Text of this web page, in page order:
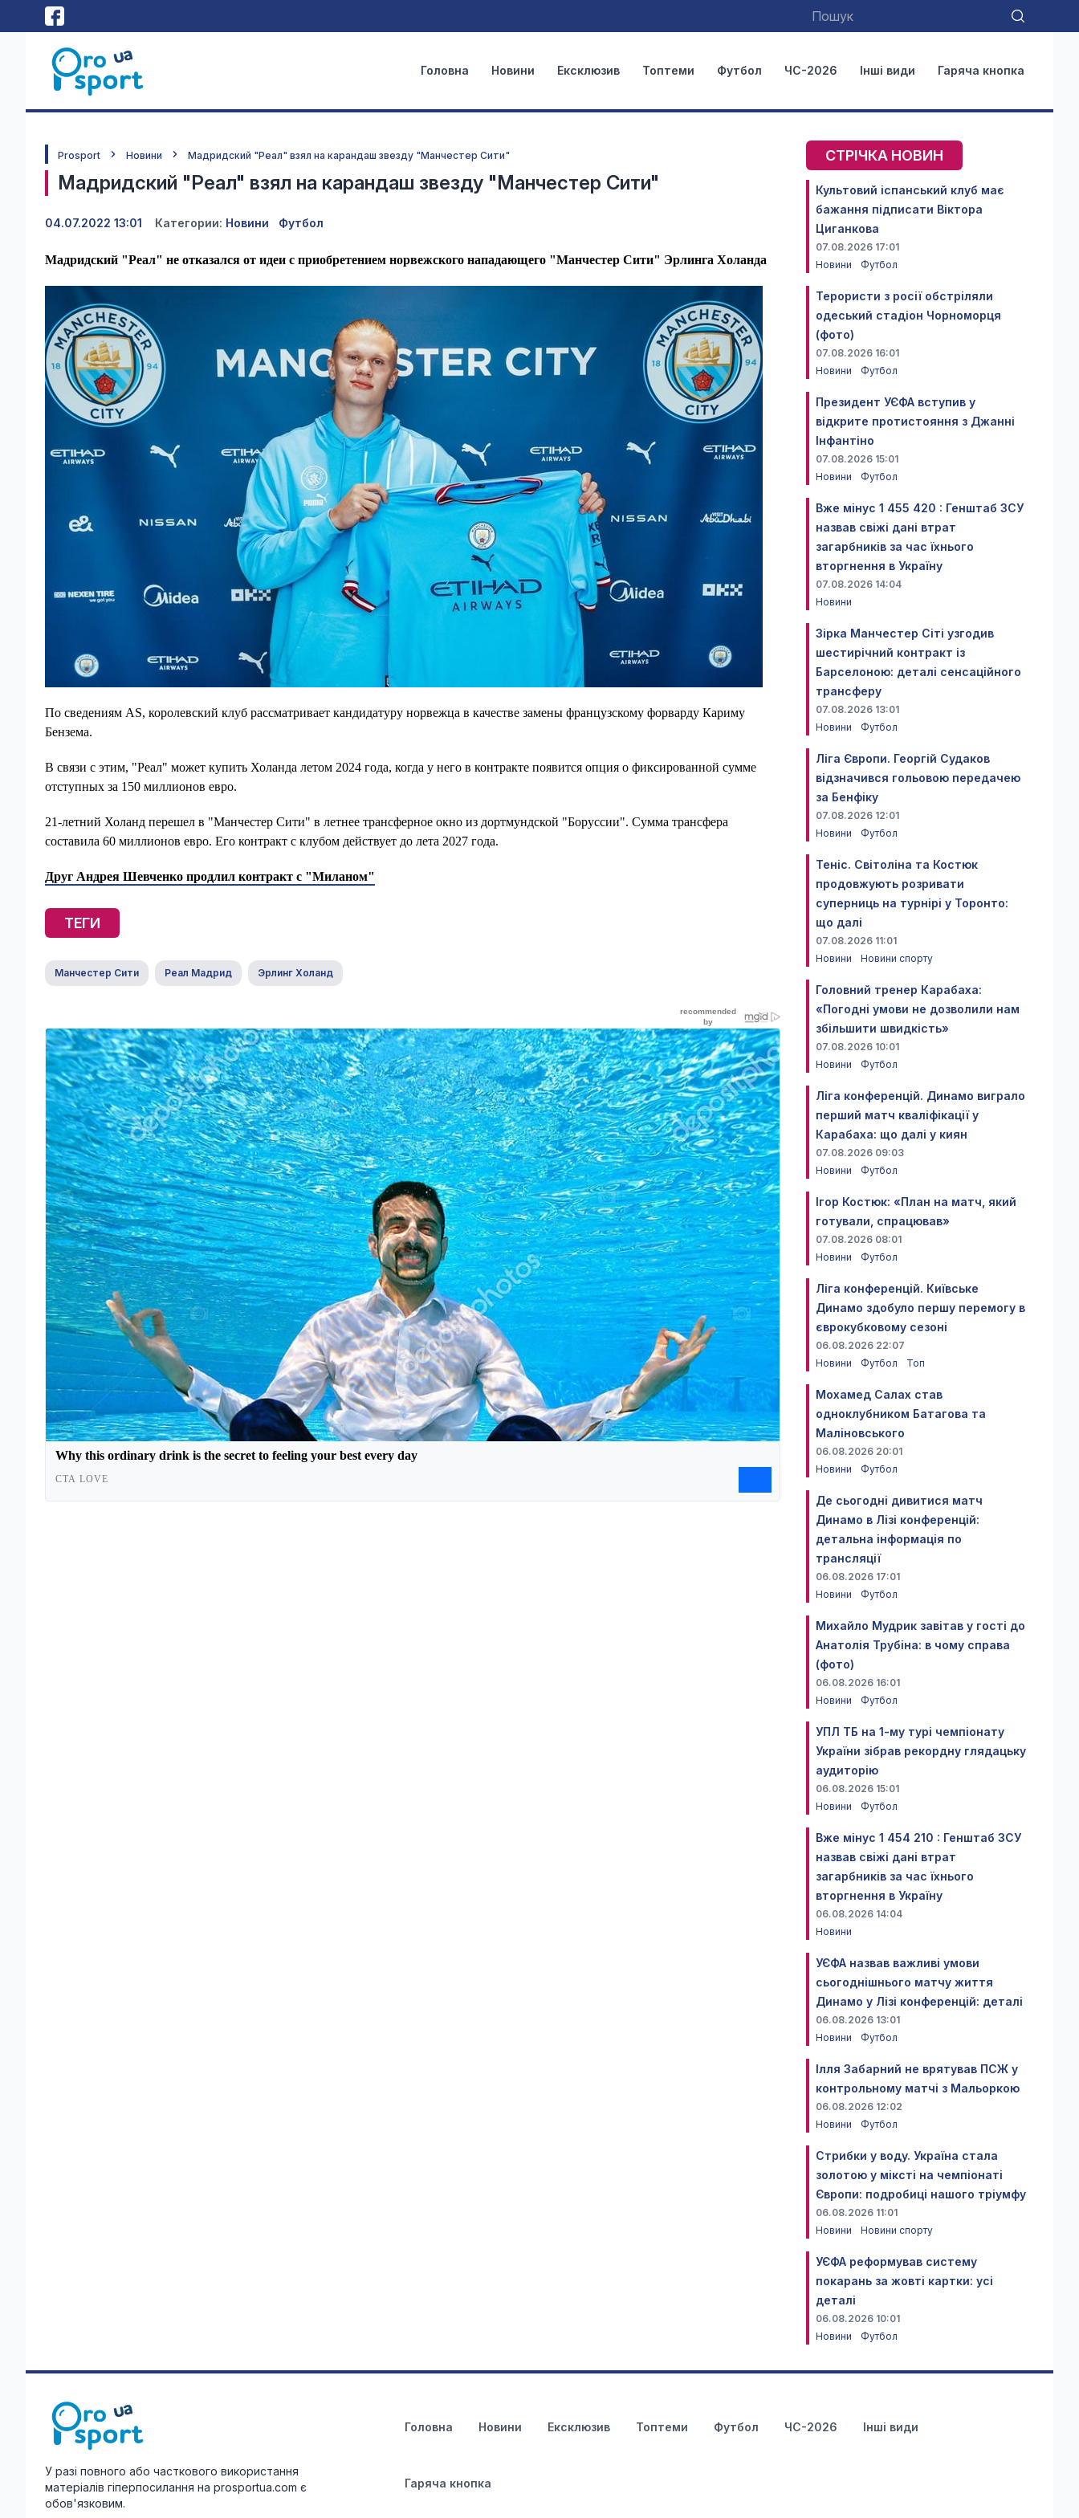
Головна Новини Ексклюзив Топтеми Футбол ЧС-2026 Інші види Гаряча кнопка
Prosport Новини Мадридский "Реал" взял на карандаш звезду "Манчестер Сити"
Мадридский "Реал" взял на карандаш звезду "Манчестер Сити"
04.07.2022 13:01 Категории: Новини Футбол
Мадридский "Реал" не отказался от идеи с приобретением норвежского нападающего "Манчестер Сити" Эрлинга Холанда
По сведениям AS, королевский клуб рассматривает кандидатуру норвежца в качестве замены французскому форварду Кариму
Бензема.
В связи с этим, "Реал" может купить Холанда летом 2024 года, когда у него в контракте появится опция о фиксированной сумме
отступных за 150 миллионов евро.
21-летний Холанд перешел в "Манчестер Сити" в летнее трансферное окно из дортмундской "Боруссии". Сумма трансфера
составила 60 миллионов евро. Его контракт с клубом действует до лета 2027 года.
Друг Андрея Шевченко продлил контракт с "Миланом"
ТЕГИ
Манчестер Сити Реал Мадрид Эрлинг Холанд
СТРІЧКА НОВИН
Культовий іспанський клуб має
бажання підписати Віктора
Циганкова
07.08.2026 17:01
Новини
Футбол
Терористи з росії обстріляли
одеський стадіон Чорноморця
(фото)
07.08.2026 16:01
Новини
Футбол
Президент УЄФА вступив у
відкрите протистояння з Джанні
Інфантіно
07.08.2026 15:01
Новини
Футбол
Вже мінус 1 455 420 : Генштаб ЗСУ
назвав свіжі дані втрат
загарбників за час їхнього
вторгнення в Україну
07.08.2026 14:04
Новини
Зірка Манчестер Сіті узгодив
шестирічний контракт із
Барселоною: деталі сенсаційного
трансферу
07.08.2026 13:01
Новини
Футбол
Ліга Європи. Георгій Судаков
відзначився гольовою передачею
за Бенфіку
07.08.2026 12:01
Новини
Футбол
Теніс. Світоліна та Костюк
продовжують розривати
суперниць на турнірі у Торонто:
що далі
07.08.2026 11:01
Новини
Новини спорту
Головний тренер Карабаха:
«Погодні умови не дозволили нам
збільшити швидкість»
07.08.2026 10:01
Новини
Футбол
Ліга конференцій. Динамо виграло
перший матч кваліфікації у
Карабаха: що далі у киян
07.08.2026 09:03
Новини
Футбол
Ігор Костюк: «План на матч, який
готували, спрацював»
07.08.2026 08:01
Новини
Футбол
Ліга конференцій. Київське
Динамо здобуло першу перемогу в
єврокубковому сезоні
06.08.2026 22:07
Новини
Футбол Топ
Мохамед Салах став
одноклубником Батагова та
Маліновського
06.08.2026 20:01
Новини
Футбол
Де сьогодні дивитися матч
Динамо в Лізі конференцій:
детальна інформація по
трансляції
06.08.2026 17:01
Новини
Футбол
Михайло Мудрик завітав у гості до
Анатолія Трубіна: в чому справа
(фото)
06.08.2026 16:01
Новини
Футбол
УПЛ ТБ на 1-му турі чемпіонату
України зібрав рекордну глядацьку
аудиторію
06.08.2026 15:01
Новини
Футбол
Вже мінус 1 454 210 : Генштаб ЗСУ
назвав свіжі дані втрат
загарбників за час їхнього
вторгнення в Україну
06.08.2026 14:04
Новини
УЄФА назвав важливі умови
сьогоднішнього матчу життя
Динамо у Лізі конференцій: деталі
06.08.2026 13:01
Новини
Футбол
Ілля Забарний не врятував ПСЖ у
контрольному матчі з Мальоркою
06.08.2026 12:02
Новини
Футбол
Стрибки у воду. Україна стала
золотою у міксті на чемпіонаті
Європи: подробиці нашого тріумфу
06.08.2026 11:01
Новини
Новини спорту
УЄФА реформував систему
покарань за жовті картки: усі
деталі
06.08.2026 10:01
Новини
Футбол
У разі повного або часткового використання
матеріалів гіперпосилання на prosportua.com є
обов'язковим.
Головна Новини Ексклюзив Топтеми Футбол ЧС-2026 Інші види
Гаряча кнопка